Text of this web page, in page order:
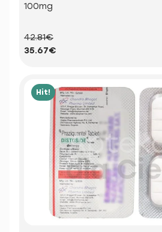
100mg
42.81€
35.67€
Hit!